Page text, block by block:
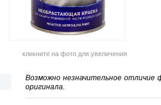
кликните на фото для увеличения
Возможно незначительное
оригинала.